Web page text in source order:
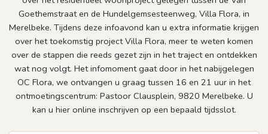
Goethemstraat en de Hundelgemsesteenweg, Villa Flora, in
Merelbeke. Tijdens deze infoavond kan u extra informatie krijgen
over het toekomstig project Villa Flora, meer te weten komen
over de stappen die reeds gezet zijn in het traject en ontdekken
wat nog volgt. Het infomoment gaat door in het nabijgelegen
OC Flora, we ontvangen u graag tussen 16 en 21 uur in het
ontmoetingscentrum: Pastoor Clausplein, 9820 Merelbeke. U
kan u hier online inschrijven op een bepaald tijdsslot.